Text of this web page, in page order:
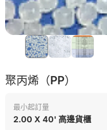
聚丙烯（PP）
最小起訂量
2.00 X 40' 高邊貨櫃